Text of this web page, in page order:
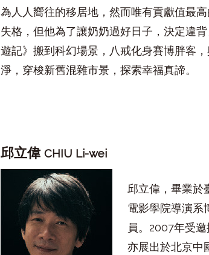
為人人嚮往的移居地，然而唯有貢獻值最
失格，但他為了讓奶奶過好日子，決定違
遊記》搬到科幻場景，八戒化身賽博胖客
淨，穿梭新舊混雜市景，探索幸福真諦。
邱立偉 CHIU Li-wei
邱立偉，畢業於
電影學院導演系
員。2007年受
亦展出於北京中